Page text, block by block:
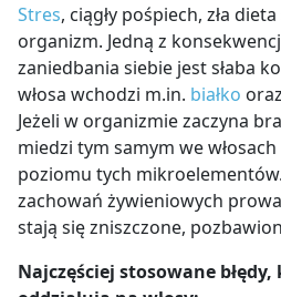
Stres, ciągły pośpiech, zła
organizm. Jedną z
zaniedbania siebie jest słaba
włosa wchodzi m.in. białko
Jeżeli w organizmie zaczyna
miedzi tym samym we
poziomu tych
zachowań żywieniowych
stają się zniszczone,
Najczęściej stosowane